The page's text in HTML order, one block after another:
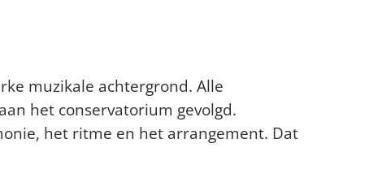
muzikale achtergrond. Alle
het conservatorium gevolgd.
het ritme en het arrangement. Dat